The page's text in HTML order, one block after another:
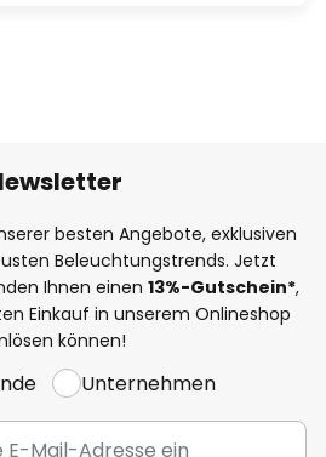
besten Angebote, exklusiven
Beleuchtungstrends. Jetzt
Ihnen einen 13%-Gutschein*,
Einkauf in unserem Onlineshop
können!
Unternehmen